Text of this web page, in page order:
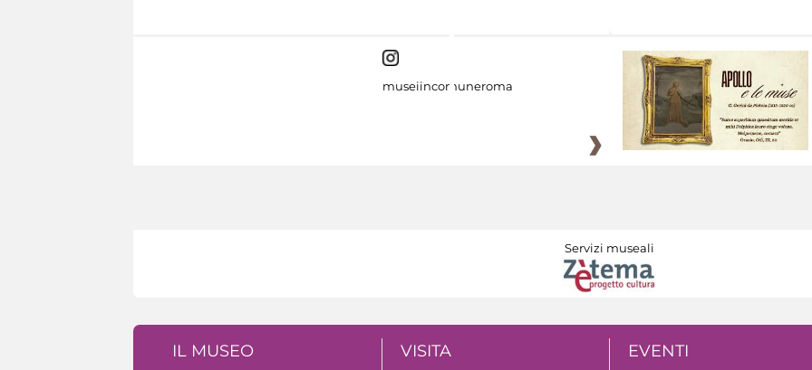
museiincomuneroma
Servizi museali
IL MUSEO VISITA EVENTI